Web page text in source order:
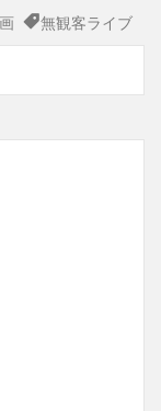
無観客ライブ